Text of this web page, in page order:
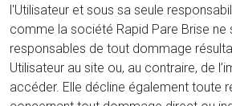
l'Utilisateur et sous sa seule
comme la société Rapid Pare Brise ne
responsables de tout dommage
Utilisateur au site ou, au contraire, de
accéder. Elle décline également toute